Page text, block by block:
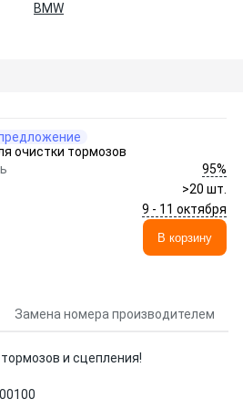
BMW
очистки тормозов
95%
>20 шт.
9 - 11 октября
В корзину
Замена номера производителем
и сцепления!